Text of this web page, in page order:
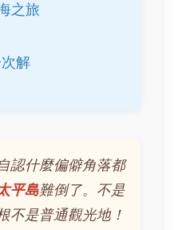
之旅
解
認什麼偏僻角落都
平島難倒了。不是
不是普通觀光地！